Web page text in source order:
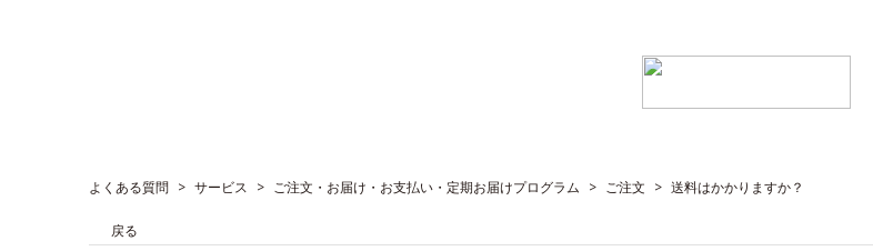
よくある質問 > サービス > ご注文・お届け・お支払い・定期お届けプログラム > ご注文 > 送料はかかりますか？
戻る